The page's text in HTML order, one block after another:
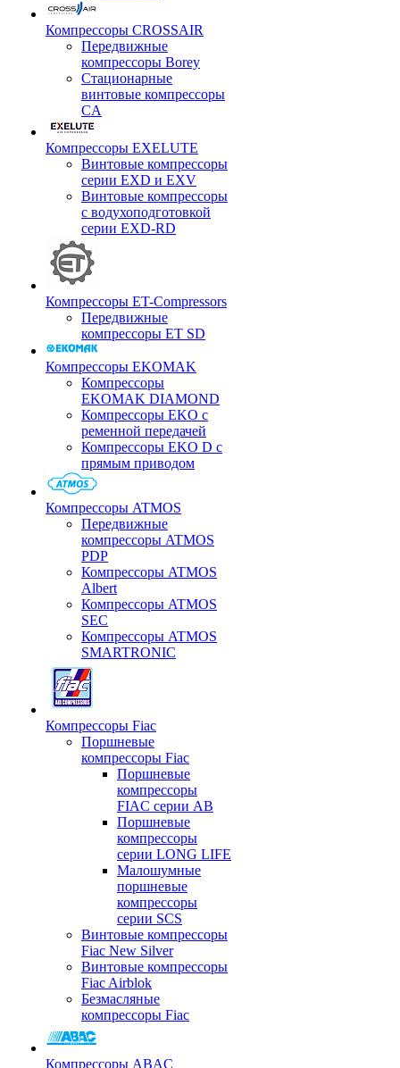
Компрессоры CROSSAIR
Передвижные
компрессоры Borey
Стационарные
винтовые компрессоры
CA
Компрессоры EXELUTE
Винтовые компрессоры
серии EXD и EXV
Винтовые компрессоры
с водухоподготовкой
серии EXD-RD
Компрессоры ET-Compressors
Передвижные
компрессоры ET SD
Компрессоры EKOMAK
Компрессоры
EKOMAK DIAMOND
Компрессоры EKO c
ременной передачей
Компрессоры EKO D с
прямым приводом
Компрессоры ATMOS
Передвижные
компрессоры ATMOS
PDP
Компрессоры ATMOS
Albert
Компрессоры ATMOS
SEC
Компрессоры ATMOS
SMARTRONIC
Компрессоры Fiac
Поршневые
компрессоры Fiac
Поршневые
компрессоры
FIAC серии AB
Поршневые
компрессоры
серии LONG LIFE
Малошумные
поршневые
компрессоры
серии SCS
Винтовые компрессоры
Fiac New Silver
Винтовые компрессоры
Fiac Airblok
Безмасляные
компрессоры Fiac
Компрессоры ABAC